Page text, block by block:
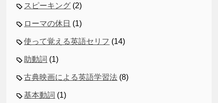
スピーキング (2)
ローマの休日 (1)
使って覚える英語セリフ (14)
助動詞 (1)
古典映画による英語学習法 (8)
基本動詞 (1)